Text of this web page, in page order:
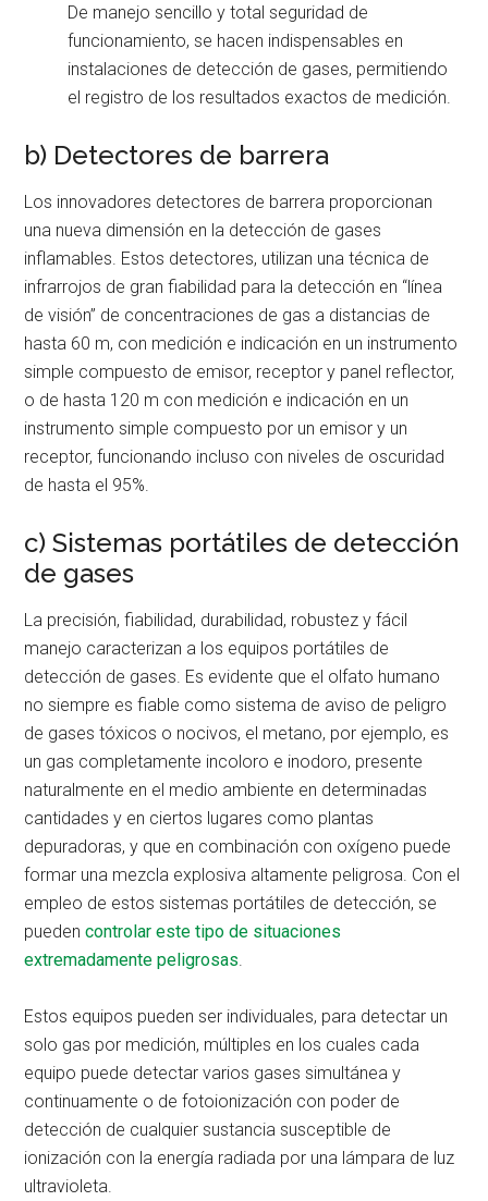
De manejo sencillo y total seguridad de
funcionamiento, se hacen indispensables en
instalaciones de detección de gases, permitiendo
el registro de los resultados exactos de medición.
b) Detectores de barrera
Los innovadores detectores de barrera proporcionan
una nueva dimensión en la detección de gases
inflamables. Estos detectores, utilizan una técnica de
infrarrojos de gran fiabilidad para la detección en “línea
de visión” de concentraciones de gas a distancias de
hasta 60 m, con medición e indicación en un instrumento
simple compuesto de emisor, receptor y panel reflector,
o de hasta 120 m con medición e indicación en un
instrumento simple compuesto por un emisor y un
receptor, funcionando incluso con niveles de oscuridad
de hasta el 95%.
c) Sistemas portátiles de detección
de gases
La precisión, fiabilidad, durabilidad, robustez y fácil
manejo caracterizan a los equipos portátiles de
detección de gases. Es evidente que el olfato humano
no siempre es fiable como sistema de aviso de peligro
de gases tóxicos o nocivos, el metano, por ejemplo, es
un gas completamente incoloro e inodoro, presente
naturalmente en el medio ambiente en determinadas
cantidades y en ciertos lugares como plantas
depuradoras, y que en combinación con oxígeno puede
formar una mezcla explosiva altamente peligrosa. Con el
empleo de estos sistemas portátiles de detección, se
puedencontrolar este tipo de situaciones
extremadamente peligrosas.
Estos equipos pueden ser individuales, para detectar un
solo gas por medición, múltiples en los cuales cada
equipo puede detectar varios gases simultánea y
continuamente o de fotoionización con poder de
detección de cualquier sustancia susceptible de
ionización con la energía radiada por una lámpara de luz
ultravioleta.